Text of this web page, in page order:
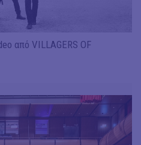
από VILLAGERS OF